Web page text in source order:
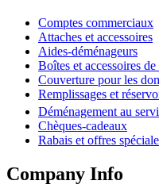
Comptes commerciaux
Attaches et accessoires
Aides-déménageurs
Boîtes et accessoires
Couverture pour les
Remplissages et
Déménagement au
Chèques-cadeaux
Rabais et offres
Company Info